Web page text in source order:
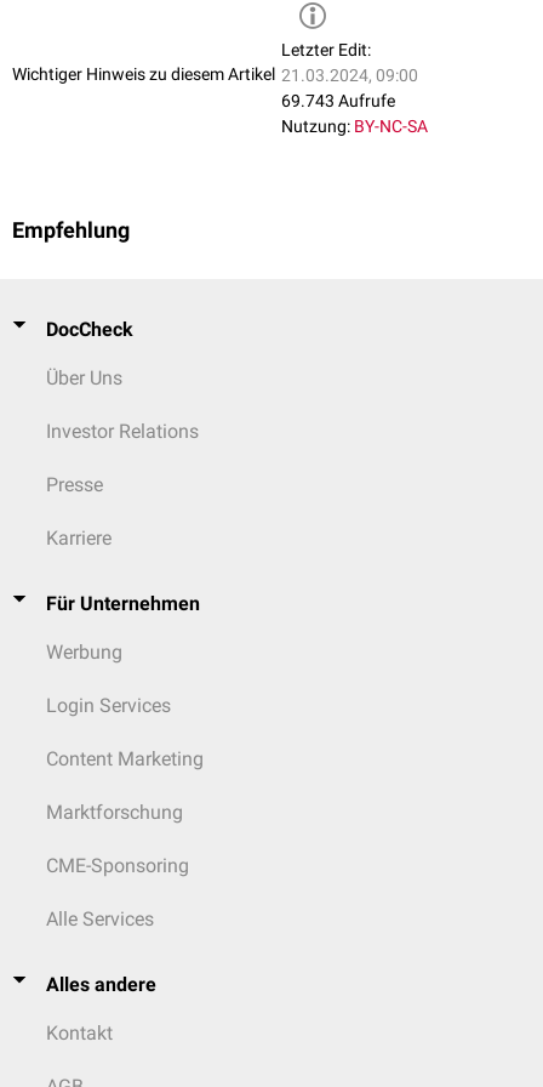
Wichtiger Hinweis zu diesem Artikel
Letzter Edit:
21.03.2024, 09:00
69.743 Aufrufe
Nutzung: BY-NC-SA
Empfehlung
DocCheck
Über Uns
Investor Relations
Presse
Karriere
Für Unternehmen
Werbung
Login Services
Content Marketing
Marktforschung
CME-Sponsoring
Alle Services
Alles andere
Kontakt